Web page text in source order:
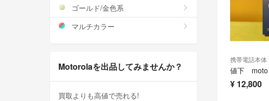
携帯電話本体
¥ 12,800
ゴールド/金色系
マルチカラー
Motorolaを出品してみませんか？
買取よりも高値で売れる!